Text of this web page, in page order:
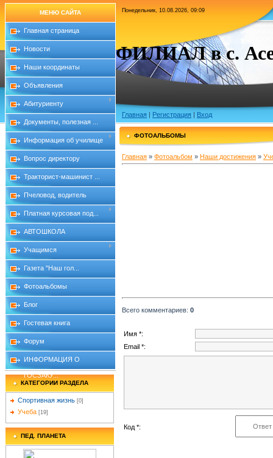
МЕНЮ САЙТА
Главная страница
Новости
Наши координаты
Объявления
Абитуриенту
Документы, полезная ...
Информация об училище
Вопрос директору
Тракторист-машинист ...
Пчеловод, водитель
Платная курсовая под...
АВТОШКОЛА
Учащимся
Газета "Наш гол...
Фотоальбомы
Блог
Гостевая книга
Форум
ИНФОРМАЦИЯ О
ГОСЗАКУ...
КАТЕГОРИИ РАЗДЕЛА
Спортивная жизнь [0]
Учеба [19]
ПЕД. ПЛАНЕТА
Понедельник, 10.08.2026, 09:09
ФИЛИАЛ в с.
Главная | Регистрация | Вход
ФОТОАЛЬБОМЫ
Главная » Фотоальбом » Наши достижения »
Всего комментариев: 0
Имя *:
Email *:
Код *: